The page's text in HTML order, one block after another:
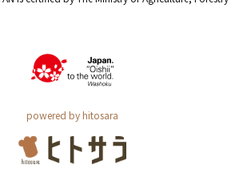
powered by hitosara